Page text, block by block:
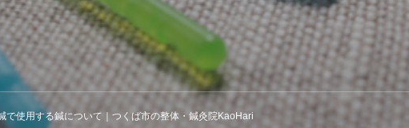
で使用する鍼について｜つくば市の整体・鍼灸院KaoHari